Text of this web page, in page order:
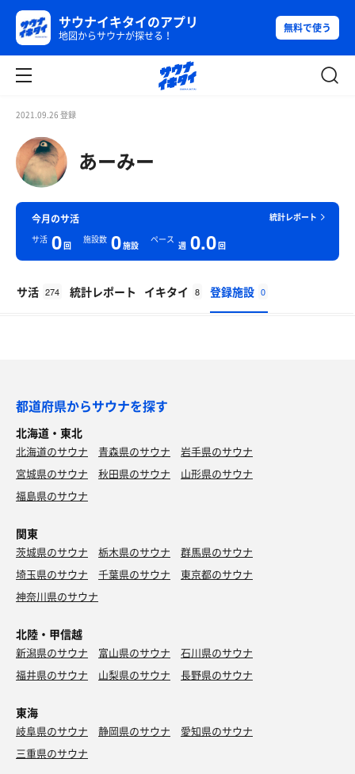
サウナイキタイのアプリ
地図からサウナが探せる！
無料で使う
2021.09.26 登録
あーみー
統計レポート
今月のサ活
サ活 0回
施設数 0施設
ペース
週 0.0回
サ活 274 統計レポート イキタイ 8 登録施設 0
都道府県からサウナを探す
北海道・東北
北海道のサウナ 青森県のサウナ
岩手県のサウナ
宮城県のサウナ
秋田県のサウナ
山形県のサウナ
福島県のサウナ
関東
茨城県のサウナ 栃木県のサウナ
群馬県のサウナ
埼玉県のサウナ
千葉県のサウナ
東京都のサウナ
神奈川県のサウナ
北陸・甲信越
新潟県のサウナ 富山県のサウナ
石川県のサウナ
福井県のサウナ
山梨県のサウナ 長野県のサウナ
東海
岐阜県のサウナ 静岡県のサウナ
愛知県のサウナ
三重県のサウナ